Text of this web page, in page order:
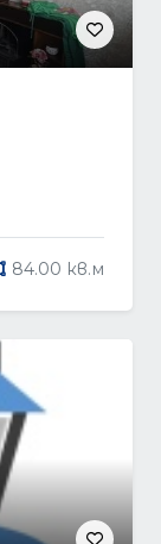
84.00 кв.м